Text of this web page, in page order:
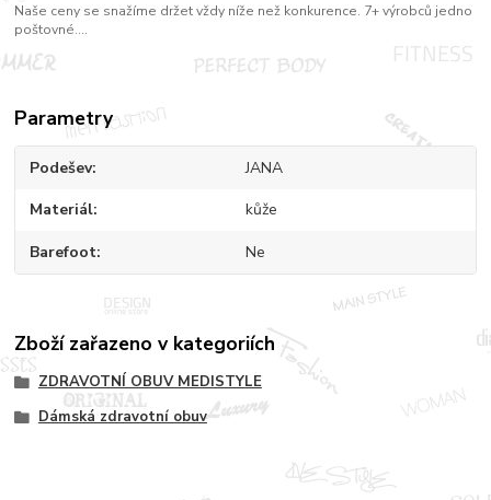
Naše ceny se snažíme držet vždy níže než konkurence. 7+ výrobců jedno
poštovné....
Parametry
Podešev JANA
Materiál kůže
Barefoot Ne
Zboží zařazeno v kategoriích
ZDRAVOTNÍ OBUV MEDISTYLE
Dámská zdravotní obuv